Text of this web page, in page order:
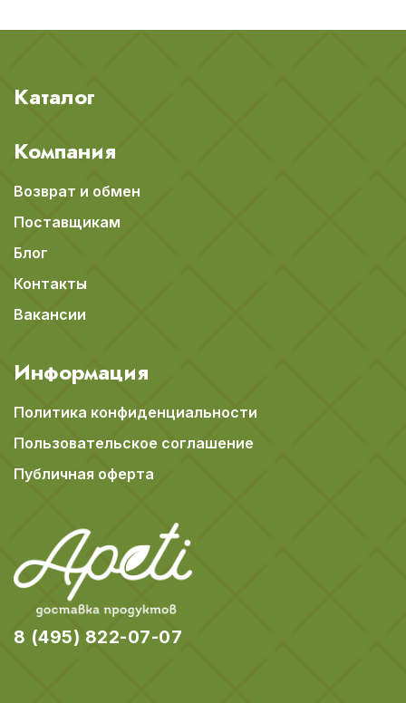
Каталог
Компания
Возврат и обмен
Поставщикам
Блог
Контакты
Вакансии
Информация
Политика конфиденциальности
Пользовательское соглашение
Публичная оферта
8 (495) 822-07-07